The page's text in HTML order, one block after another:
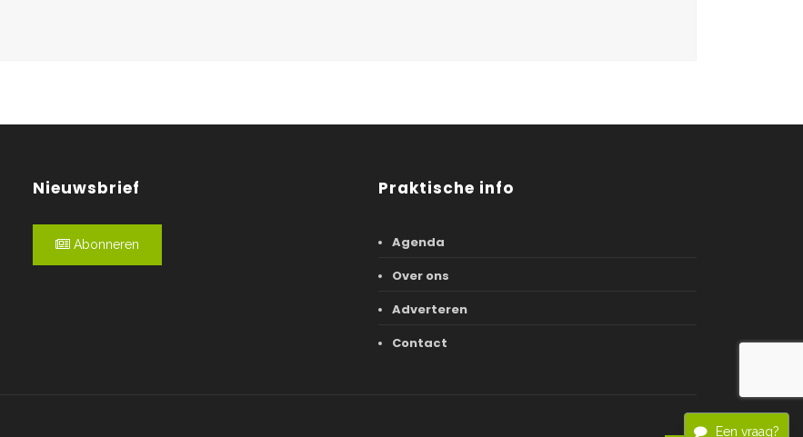
Een vraag?
Nieuwsbrief
Abonneren
Praktische info
Agenda
Over ons
Adverteren
Contact